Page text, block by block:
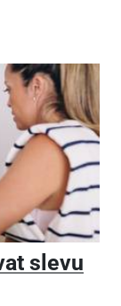
slevu